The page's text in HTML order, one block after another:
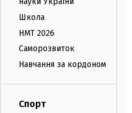
Школа
НМТ 2026
Саморозвиток
Навчання за кордоном
Спорт